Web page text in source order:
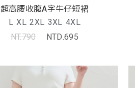
超高腰收腹A字牛仔短裙
L XL 2XL 3XL 4XL
NT.790
NTD.695